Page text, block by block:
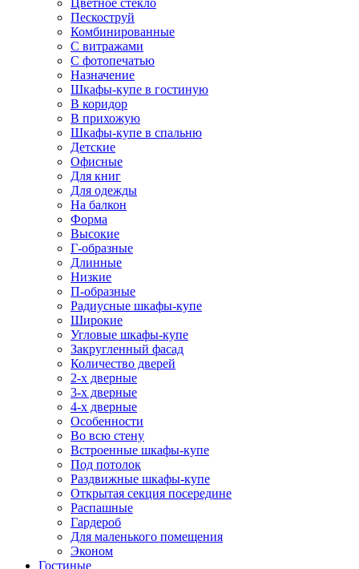
Цветное стекло
Пескоструй
Комбинированные
С витражами
С фотопечатью
Назначение
Шкафы-купе в гостиную
В коридор
В прихожую
Шкафы-купе в спальню
Детские
Офисные
Для книг
Для одежды
На балкон
Форма
Высокие
Г-образные
Длинные
Низкие
П-образные
Радиусные шкафы-купе
Широкие
Угловые шкафы-купе
Закругленный фасад
Количество дверей
2-х дверные
3-х дверные
4-х дверные
Особенности
Во всю стену
Встроенные шкафы-купе
Под потолок
Раздвижные шкафы-купе
Открытая секция посередине
Распашные
Гардероб
Для маленького помещения
Эконом
Гостиные